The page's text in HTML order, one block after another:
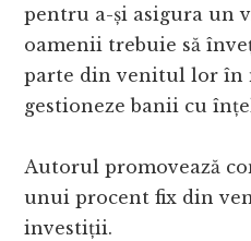
pentru a-și asigura un
oamenii trebuie să
parte din venitul lor în
gestioneze banii cu
Autorul promovează
unui procent fix din
investiții.